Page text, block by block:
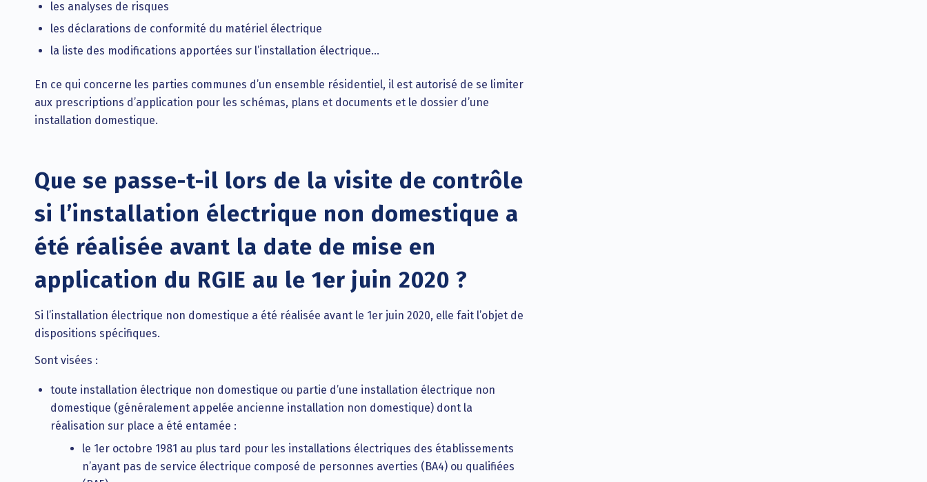
les analyses de risques
les déclarations de conformité du matériel électrique
la liste des modifications apportées sur l’installation électrique…
En ce qui concerne les parties communes d’un ensemble résidentiel, il est autorisé de se limiter
aux prescriptions d’application pour les schémas, plans et documents et le dossier d’une
installation domestique.
Que se passe-t-il lors de la visite de contrôle
si l’installation électrique non domestique a
été réalisée avant la date de mise en
application du RGIE au le 1er juin 2020 ?
Si l’installation électrique non domestique a été réalisée avant le 1er juin 2020, elle fait l’objet de
dispositions spécifiques.
Sont visées :
toute installation électrique non domestique ou partie d’une installation électrique non
domestique (généralement appelée ancienne installation non domestique) dont la
réalisation sur place a été entamée :
le 1er octobre 1981 au plus tard pour les installations électriques des établissements
n’ayant pas de service électrique composé de personnes averties (BA4) ou qualifiées